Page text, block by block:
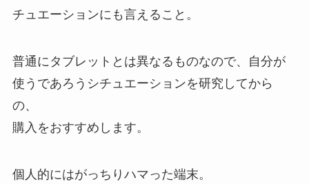
チュエーションにも言えること。
普通にタブレットとは異なるものなので、自分が
使うであろうシチュエーションを研究してから
の、
購入をおすすめします。
個人的にはがっちりハマった端末。